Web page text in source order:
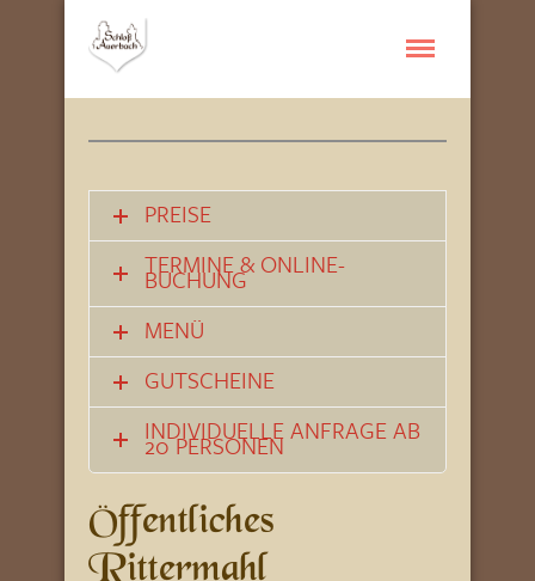
PREISE
TERMINE & ONLINE-
BUCHUNG
MENÜ
GUTSCHEINE
INDIVIDUELLE ANFRAGE AB
20 PERSONEN
Öffentliches